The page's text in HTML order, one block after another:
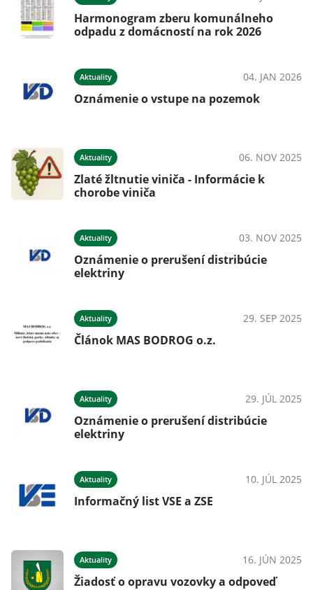
Harmonogram zberu komunálneho
odpadu z domácností na rok 2026
Aktuality 04. JAN 2026
Oznámenie o vstupe na pozemok
Aktuality 06. NOV 2025
Zlaté žltnutie viniča - Informácie k
chorobe viniča
Aktuality 03. NOV 2025
Oznámenie o prerušení distribúcie
elektriny
Aktuality 29. SEP 2025
Článok MAS BODROG o.z.
Aktuality 29. JÚL 2025
Oznámenie o prerušení distribúcie
elektriny
Aktuality 10. JÚL 2025
Informačný list VSE a ZSE
Aktuality 16. JÚN 2025
Žiadosť o opravu vozovky a odpoveď